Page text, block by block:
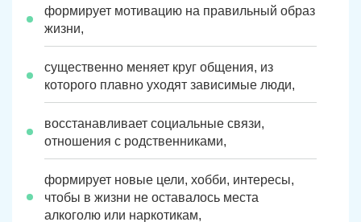
формирует мотивацию на правильный образ
жизни,
существенно меняет круг общения, из
которого плавно уходят зависимые люди,
восстанавливает социальные связи,
отношения с родственниками,
формирует новые цели, хобби, интересы,
чтобы в жизни не оставалось места
алкоголю или наркотикам,